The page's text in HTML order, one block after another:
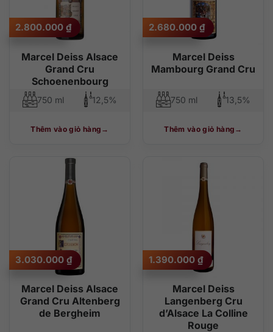
Marcel Deiss Alsace
Grand Cru
Schoenenbourg
2.800.000 ₫
750 ml 12,5%
Thêm vào giỏ hàng
Marcel Deiss
Mambourg Grand Cru
2.680.000 ₫
750 ml 13,5%
Thêm vào giỏ hàng
Marcel Deiss Alsace
Grand Cru Altenberg
de Bergheim
3.030.000 ₫
Marcel Deiss
Langenberg Cru
d’Alsace La Colline
Rouge
1.390.000 ₫